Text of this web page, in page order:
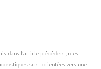
dans l’article précédent, mes
sont  orientées vers une